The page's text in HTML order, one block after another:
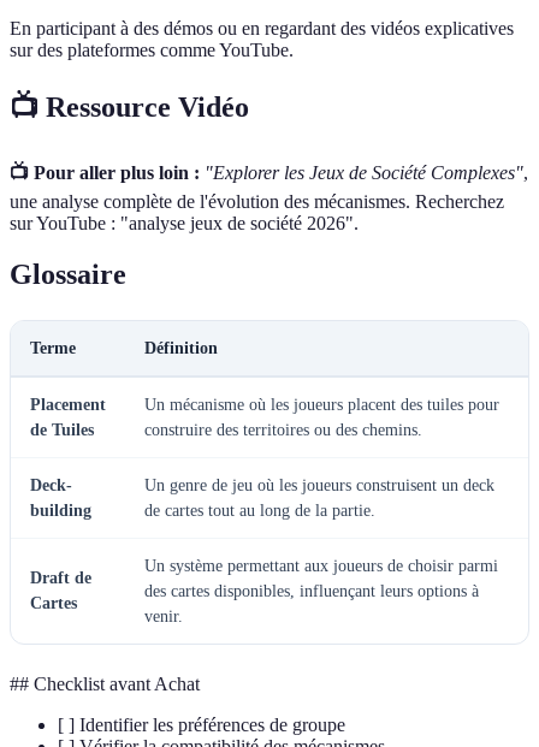
En participant à des démos ou en regardant des vidéos explicatives
sur des plateformes comme YouTube.
📺 Ressource Vidéo
📺 Pour aller plus loin : "Explorer les Jeux de Société Complexes",
une analyse complète de l'évolution des mécanismes. Recherchez
sur YouTube : "analyse jeux de société 2026".
Glossaire
Terme Définition
Placement
de Tuiles
Un mécanisme où les joueurs placent des tuiles pour
construire des territoires ou des chemins.
Deck-
building
Un genre de jeu où les joueurs construisent un deck
de cartes tout au long de la partie.
Draft de
Cartes
Un système permettant aux joueurs de choisir parmi
des cartes disponibles, influençant leurs options à
venir.
## Checklist avant Achat
[ ] Identifier les préférences de groupe